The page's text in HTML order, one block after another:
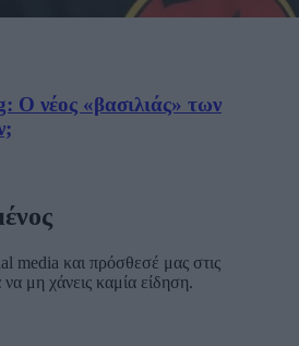
νέος «βασιλιάς» των
media και πρόσθεσέ μας στις
μη χάνεις καμία είδηση.